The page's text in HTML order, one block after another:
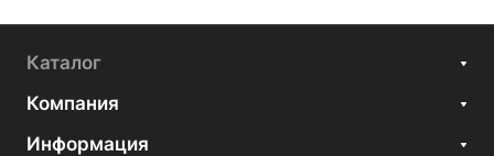
Каталог
Компания
Информация